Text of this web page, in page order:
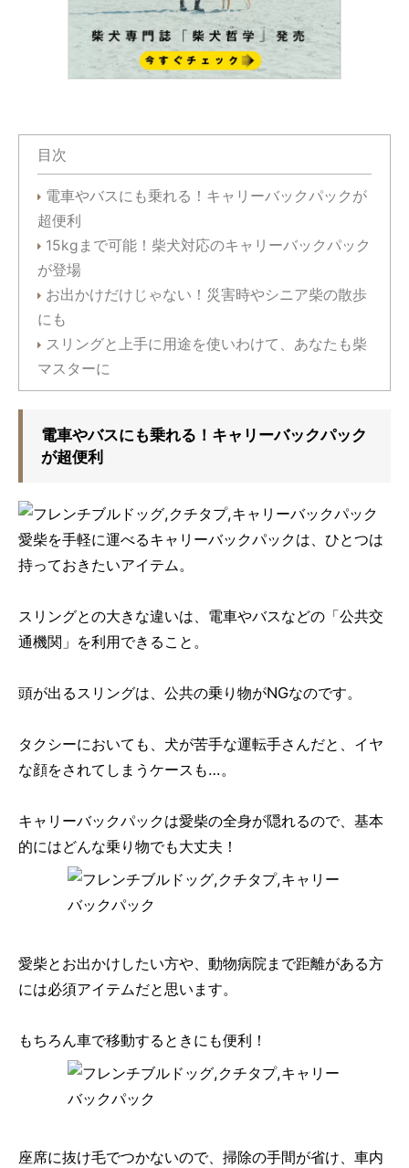
目次
電車やバスにも乗れる！キャリーバックパックが
超便利
15kgまで可能！柴犬対応のキャリーバックパック
が登場
お出かけだけじゃない！災害時やシニア柴の散歩
にも
スリングと上手に用途を使いわけて、あなたも柴
マスターに
電車やバスにも乗れる！キャリーバックパック
が超便利
愛柴を手軽に運べるキャリーバックパックは、ひとつは
持っておきたいアイテム。
スリングとの大きな違いは、電車やバスなどの「公共交
通機関」を利用できること。
頭が出るスリングは、公共の乗り物がNGなのです。
タクシーにおいても、犬が苦手な運転手さんだと、イヤ
な顔をされてしまうケースも…。
キャリーバックパックは愛柴の全身が隠れるので、基本
的にはどんな乗り物でも大丈夫！
愛柴とお出かけしたい方や、動物病院まで距離がある方
には必須アイテムだと思います。
もちろん車で移動するときにも便利！
座席に抜け毛でつかないので、掃除の手間が省け、車内